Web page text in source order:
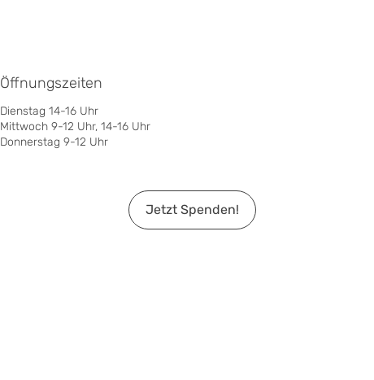
Jetzt Spenden!
Dienstag 14-16 Uhr
Mittwoch 9-12 Uhr, 14-16 Uhr
Donnerstag 9-12 Uhr
Öffnungszeiten